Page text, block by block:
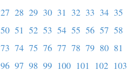
27 28 29 30 31 32 33 34 35
50 51 52 53 54 55 56 57 58
73 74 75 76 77 78 79 80 81
96 97 98 99 100 101 102 103